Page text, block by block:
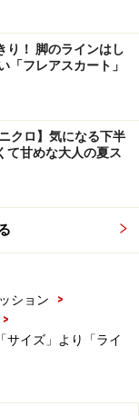
り！ 脚のラインはし
「フレアスカート」
クロ】気になる下半
て甘めな大人の夏ス
ション
>
>
サイズ」より「ライ